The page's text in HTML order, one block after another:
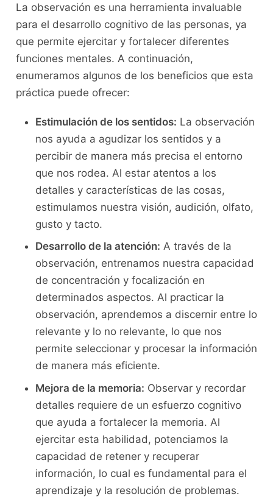
La observación es una herramienta invaluable
para⁤ el desarrollo‌ cognitivo de las​ personas, ya
‍que permite ejercitar ​y fortalecer diferentes
funciones ⁢mentales. A continuación,
enumeramos ‌algunos de los‍ beneficios que ‍esta
⁣práctica puede ofrecer:
Estimulación de los ​sentidos: La observación
⁤nos ayuda ⁣a ⁢agudizar⁣ los ​sentidos⁣ y a
⁣percibir de manera​ más precisa el entorno
que nos rodea. Al estar atentos a⁣ los
‍detalles ⁤y características de las cosas,
⁢estimulamos ‌nuestra visión, audición, olfato,
gusto y tacto.
Desarrollo ​de la atención: ​A través ‍de ​la​
observación, entrenamos nuestra capacidad
⁣de concentración y focalización en
determinados aspectos. Al practicar la
observación,⁤ aprendemos a discernir entre lo
relevante⁢ y lo no relevante, lo que nos
permite seleccionar y ​procesar la información
de manera más⁣ eficiente.
Mejora de la ⁣memoria: Observar‌ y ‍recordar‌
detalles requiere de un esfuerzo ‌cognitivo
que‌ ayuda a fortalecer la memoria. ⁣Al
‌ejercitar esta habilidad, potenciamos ⁤la
capacidad de​ retener y recuperar
información, lo ‍cual‍ es fundamental ⁤para el
aprendizaje y la⁣ resolución de problemas.